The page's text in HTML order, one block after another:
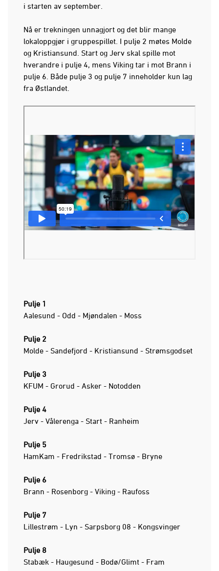
i starten av september.
Nå er trekningen unnagjort og det blir mange
lokaloppgjør i gruppespillet. I pulje 2 møtes Molde
og Kristiansund. Start og Jerv skal spille mot
hverandre i pulje 4, mens Viking tar i mot Brann i
pulje 6. Både pulje 3 og pulje 7 inneholder kun lag
fra Østlandet.
Pulje 1
Aalesund - Odd - Mjøndalen - Moss
Pulje 2
Molde - Sandefjord - Kristiansund - Strømsgodset
Pulje 3
KFUM - Grorud - Asker - Notodden
Pulje 4
Jerv - Vålerenga - Start - Ranheim
Pulje 5
HamKam - Fredrikstad - Tromsø - Bryne
Pulje 6
Brann - Rosenborg - Viking - Raufoss
Pulje 7
Lillestrøm - Lyn - Sarpsborg 08 - Kongsvinger
Pulje 8
Stabæk - Haugesund - Bodø/Glimt - Fram